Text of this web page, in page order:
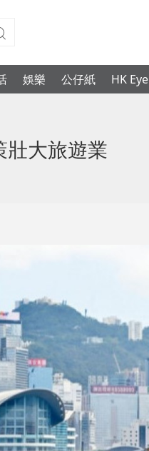
娛樂 公仔紙 HK Eye
壯大旅遊業